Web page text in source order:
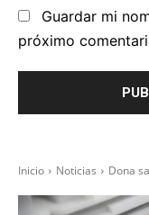
Guardar mi
próximo